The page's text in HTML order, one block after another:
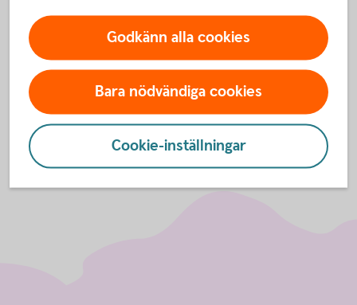
Inställningar för cookies
Godkänn alla cookies
Bara nödvändiga cookies
Cookie-inställningar